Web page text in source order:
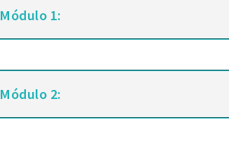
Módulo 1:
Módulo 2: